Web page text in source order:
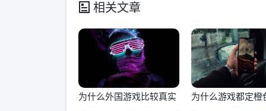
相关文章
为什么外国游戏比较真实 为什么游戏都定橙